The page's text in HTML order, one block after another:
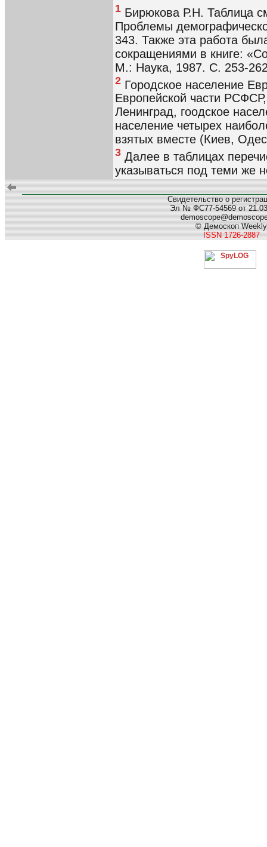
1 Бирюкова Р.Н. Таблица
Проблемы
343. Также эта работа
сокращениями в книге:
М.: Наука, 1987. С. 253-
2 Городское население
Европейской части
Ленинград, гоодское
население четырех
взятых вместе (Киев,
3 Далее в таблицах
указываться под теми же
Свидетельство о
Эл № ФС77-54569 от
© Демоскоп Weekly
ISSN 1726-2887